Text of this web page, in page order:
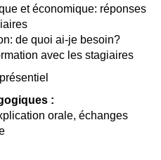
et économique: réponses
de quoi ai-je besoin?
avec les stagiaires
présentiel
:
orale, échanges